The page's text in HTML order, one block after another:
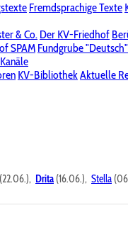
Fremdsprachige Texte
& Co. Der KV-Friedhof
SPAM Fundgrube "Deutsch"
KV-BibliothekAktuelle
(22.06.), Drita (16.06.), Stella